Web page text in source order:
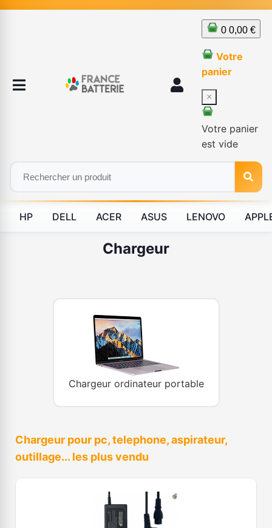
0 0,00 €
Votre
panier
×
Votre panier
est vide
HP DELL ACER ASUS LENOVO
Chargeur
Chargeur ordinateur portable
Chargeur pour pc, telephone, aspirateur,
outillage... les plus vendu